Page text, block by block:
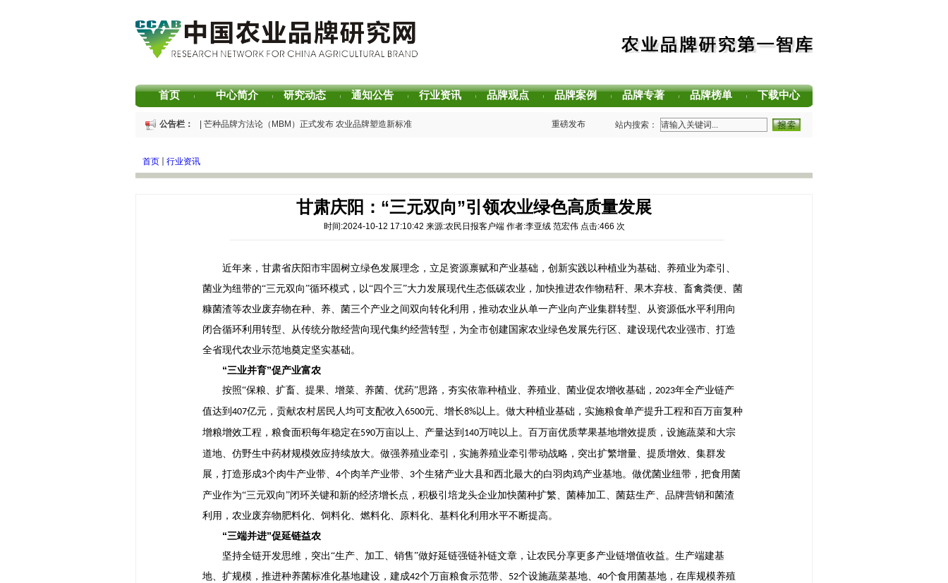
首页 | 中心简介 | 研究动态 | 通知公告 | 行业资讯 | 品牌观点 | 品牌案例 | 品牌专著 | 品牌榜单 | 下载中心
公告栏：
重磅发布 | 芒种品牌方法论（MBM）正式发布 农业品牌塑造新标准
书香赋能乡村振兴！“耕读中国·品牌强农”主题阅读活动在杭州圆满落幕
专家观点｜建构富有持久竞争力的中国品牌生态 创新具有独特整合力的中国品牌叙事
重磅发布 | 芒种品牌方法论（MBM）正式发布 农业品牌塑造新标准
专家观点｜建构富有持久竞争力的中国品牌生态 创新具有独特整合力的中国品牌叙事
站内搜索：
首页 行业资讯
甘肃庆阳：“三元双向”引领农业绿色高质量发展
时间:2024-10-12 17:10:42 来源:农民日报客户端 作者:李亚绒 范宏伟 点击:466 次
近年来，甘肃省庆阳市牢固树立绿色发展理念，立足资源禀赋和产业基础，创新实践以种植业为基础、养殖业为牵引、
菌业为纽带的“三元双向”循环模式，以“四个三”大力发展现代生态低碳农业，加快推进农作物秸秆、果木弃枝、畜禽粪便、菌
糠菌渣等农业废弃物在种、养、菌三个产业之间双向转化利用，推动农业从单一产业向产业集群转型、从资源低水平利用向
闭合循环利用转型、从传统分散经营向现代集约经营转型，为全市创建国家农业绿色发展先行区、建设现代农业强市、打造
全省现代农业示范地奠定坚实基础。
“三业并育”促产业富农
按照“保粮、扩畜、提果、增菜、养菌、优药”思路，夯实依靠种植业、养殖业、菌业促农增收基础， 2023年全产业链产
值达到 407亿元，贡献农村居民人均可支配收入6500元、增长8%以上。做大种植业基础，实施粮食单产提升工程和百万亩复种
增粮增效工程，粮食面积每年稳定在590万亩以上、产量达到 140万吨以上。百万亩优质苹果基地增效提质，设施蔬菜和大宗
道地、仿野生中药材规模效应持续放大。做强养殖业牵引，实施养殖业牵引带动战略，突出扩繁增量、提质增效、集群发
展，打造形成3个肉牛产业带、 4个肉羊产业带、 3个生猪产业大县和西北最大的白羽肉鸡产业基地。做优菌业纽带，把食用菌
产业作为“三元双向”闭环关键和新的经济增长点，积极引培龙头企业加快菌种扩繁、菌棒加工、菌菇生产、品牌营销和菌渣
利用，农业废弃物肥料化、饲料化、燃料化、原料化、基料化利用水平不断提高。
“三端并进”促延链益农
坚持全链开发思维，突出“生产、加工、销售”做好延链强链补链文章，让农民分享更多产业链增值收益。生产端建基
地、扩规模，推进种养菌标准化基地建设，建成42个万亩粮食示范带、 52个设施蔬菜基地、 40个食用菌基地，在库规模养殖